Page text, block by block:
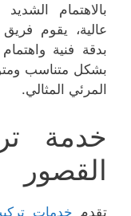
بالاهتمام
عالية، يقوم
بدقة فنية
بشكل متناسب
المرئي المثالي.
خدمة
القصور
تقدم خدمات